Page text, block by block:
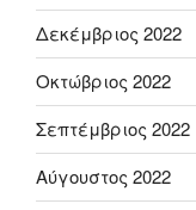
Δεκέμβριος 2022
Οκτώβριος 2022
Σεπτέμβριος 2022
Αύγουστος 2022